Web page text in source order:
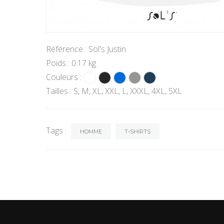
Référence : Sol's Justin
Poids : 0.17 kg
Couleurs :
Tailles : S, M, XL, XXL, L, XXXL, 4XL, 5XL
Tags : HOMME T-SHIRTS